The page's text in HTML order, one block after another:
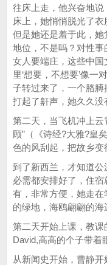
往床上走，他兴奋地
床上，她悄悄脱光了
但是她还是羞于此，
地位，不是吗？对性事
女人要端庄，这些中
里‘想要，不想要’像一
子转过来了，一个胳
打起了鼾声，她久久没
第二天，当飞机冲上云
顾”（《诗经?大雅?皇
色的风刮起，把故乡变
到了新西兰，才知道
必需都安排好了，住
有，非常方便，她走
的绿地，海鸥翩翩的海
第二天开始上课，教课
David,高高的个子带着
从新闻史开始，曹静